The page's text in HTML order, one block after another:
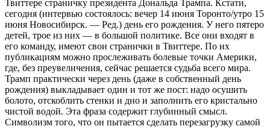
Твиттере страничку президента Дональда Трампа. Кстати,
сегодня (интервью состоялось: вечер 14 июня Торонто/утро 15
июня Новосибирск. — Ред.) день его рождения. У него пятеро
детей, трое из них — в большой политике. Все они входят в
его команду, имеют свои странички в Твиттере. По их
публикациям можно прослеживать болевые точки Америки,
где, без преувеличения, сейчас решается судьба всего мира.
Трамп практически через день (даже в собственный день
рождения) выкладывает один и тот же пост: надо осушить
болото, отскоблить стенки и дно и заполнить его кристально
чистой водой. Эта фраза содержит глубинный смысл.
Символизм того, что он пытается сделать перезагрузку самой